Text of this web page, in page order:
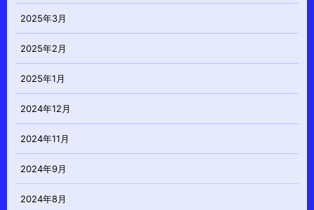
2025年3月
2025年2月
2025年1月
2024年12月
2024年11月
2024年9月
2024年8月